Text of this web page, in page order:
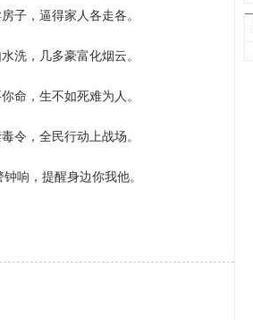
，逼得家人各走各。
，几多豪富化烟云。
，生不如死难为人。
，全民行动上战场。
响，提醒身边你我他。